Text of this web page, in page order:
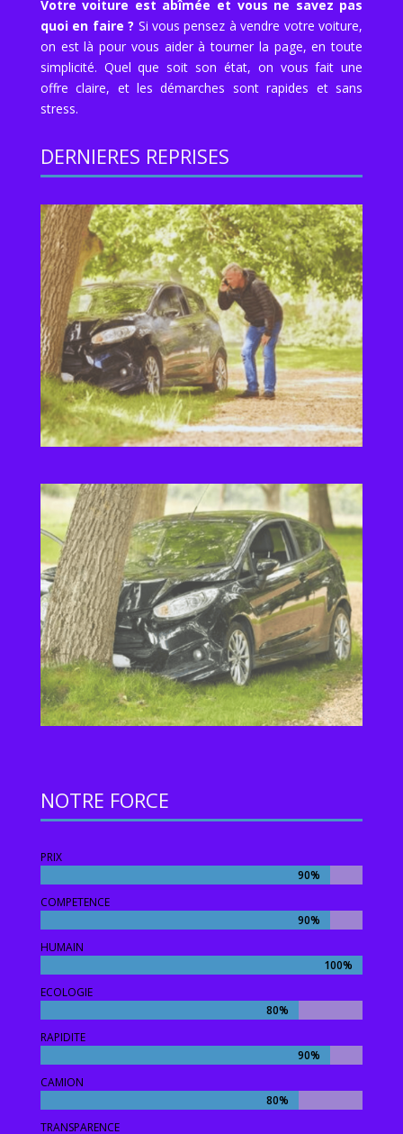
Votre voiture est abîmée et vous ne savez pas
quoi en faire ? Si vous pensez à vendre votre voiture,
on est là pour vous aider à tourner la page, en toute
simplicité. Quel que soit son état, on vous fait une
offre claire, et les démarches sont rapides et sans
stress.
DERNIERES REPRISES
NOTRE FORCE
PRIX
90%
90%
COMPETENCE
90%
90%
HUMAIN
100%
100%
ECOLOGIE
80%
80%
RAPIDITE
90%
90%
CAMION
80%
80%
TRANSPARENCE